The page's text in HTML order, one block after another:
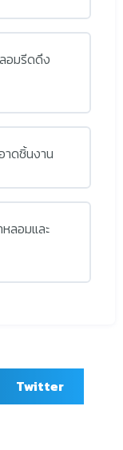
อมรีดดึง
าดชิ้นงาน
หลอมและ
Twitter